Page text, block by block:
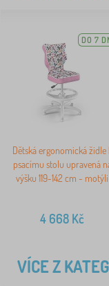
DO 7
Dětská ergonomická židle
psacímu stolu upravená
výšku 119-142 cm - motýli
4 668 Kč
VÍCE Z